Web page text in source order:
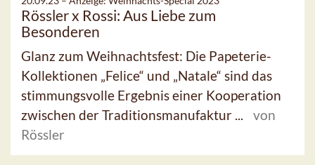
Rössler x Rossi: Aus Liebe zum
Besonderen
Glanz zum Weihnachtsfest: Die Papeterie-
Kollektionen „Felice“ und „Natale“ sind das
stimmungsvolle Ergebnis einer Kooperation
zwischen der Traditionsmanufaktur ...
von
Rössler